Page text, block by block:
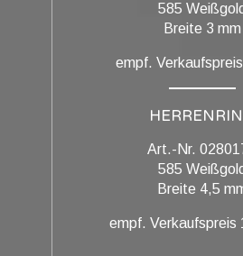
585
Breite 3 mm
empf.
Art.-Nr.
585
Breite 4,5
empf. Verkaufspreis